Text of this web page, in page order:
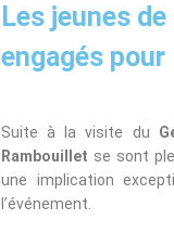
Les jeunes
engagés
Suite à la visite du
Rambouillet se sont
une implication
l’événement.